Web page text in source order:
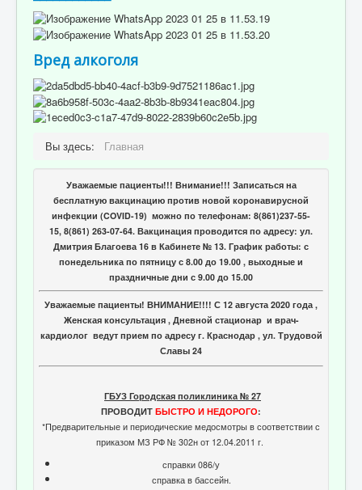
Вред алкоголя
Вы здесь: Главная
Уважаемые пациенты!!! Внимание!!! Записаться на
бесплатную вакцинацию против новой коронавирусной
инфекции (COVID-19) можно по телефонам: 8(861)237-55-
15, 8(861) 263-07-64. Вакцинация проводится по адресу: ул.
Дмитрия Благоева 16 в Кабинете № 13. График работы: с
понедельника по пятницу с 8.00 до 19.00 , выходные и
праздничные дни с 9.00 до 15.00
Уважаемые пациенты! ВНИМАНИЕ!!!! С 12 августа 2020 года ,
Женская консультация , Дневной стационар и врач-
кардиолог ведут прием по адресу г. Краснодар , ул. Трудовой
Славы 24
ГБУЗ Городская поликлиника № 27
ПРОВОДИТ БЫСТРО И НЕДОРОГО:
*Предварительные и периодические медосмотры в соответствии с
приказом МЗ РФ № 302н от 12.04.2011 г.
справки 086/у
справка в бассейн.